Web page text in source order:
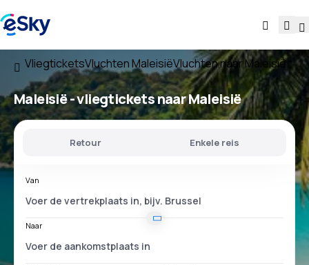
VliegticketsVluchten MaleisiëVluchten naar Maleisië
Maleisië - vliegtickets naar Maleisië
Retour Enkele reis
Van
Naar